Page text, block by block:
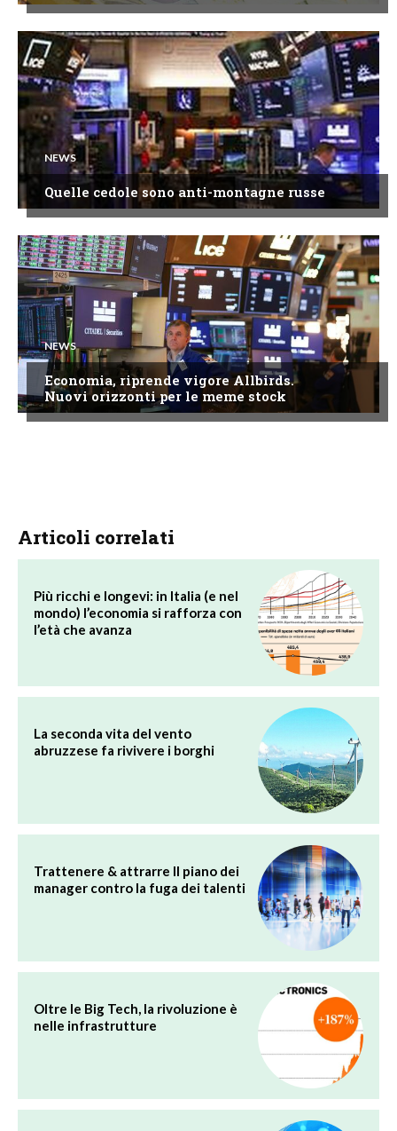
NEWS
Quelle cedole sono anti-montagne russe
NEWS
Economia, riprende vigore Allbirds.
Nuovi orizzonti per le meme stock
Articoli correlati
Più ricchi e longevi: in Italia (e nel
mondo) l’economia si rafforza con
l’età che avanza
La seconda vita del vento
abruzzese fa rivivere i borghi
Trattenere & attrarre Il piano dei
manager contro la fuga dei talenti
Oltre le Big Tech, la rivoluzione è
nelle infrastrutture